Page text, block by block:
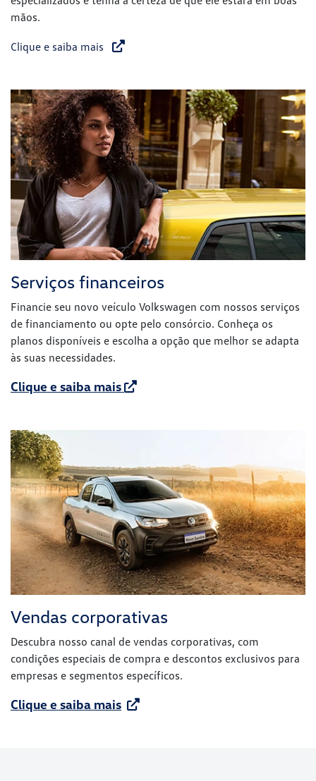
mãos.
Clique e saiba mais
Serviços financeiros
Financie seu novo veículo Volkswagen com nossos serviços
de financiamento ou opte pelo consórcio. Conheça os
planos disponíveis e escolha a opção que melhor se adapta
às suas necessidades.
Clique e saiba mais
Vendas corporativas
Descubra nosso canal de vendas corporativas, com
condições especiais de compra e descontos exclusivos para
empresas e segmentos específicos.
Clique e saiba mais